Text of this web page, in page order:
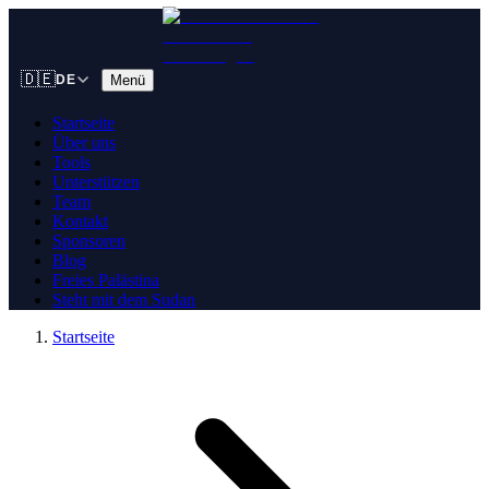
🇩🇪DE Menü
Startseite
Über uns
Tools
Unterstützen
Team
Kontakt
Sponsoren
Blog
Freies Palästina
Steht mit dem Sudan
Startseite